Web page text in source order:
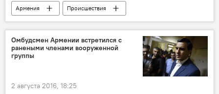
Армения
Происшествия
Сасна Црер
Омбудсмен Армении встретился с
ранеными членами вооруженной
группы
2 августа 2016, 18:25